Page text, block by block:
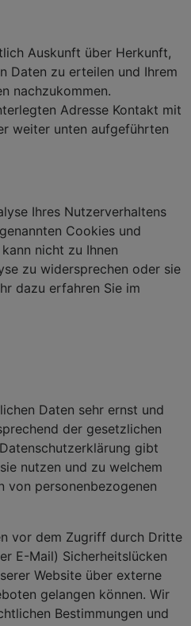
Auskunft über Herkunft,
Daten zu erteilen und Ihrem
nachzukommen.
Adresse Kontakt mit
weiter unten aufgeführten
Ihres Nutzerverhaltens
Cookies und
nicht zu Ihnen
zu widersprechen oder sie
dazu erfahren Sie im
Daten sehr ernst und
der gesetzlichen
gibt
nutzen und zu welchem
von personenbezogenen
vor dem Zugriff durch Dritte
E-Mail) Sicherheitslücken
Website über externe
gelangen können. Wir
Bestimmungen und